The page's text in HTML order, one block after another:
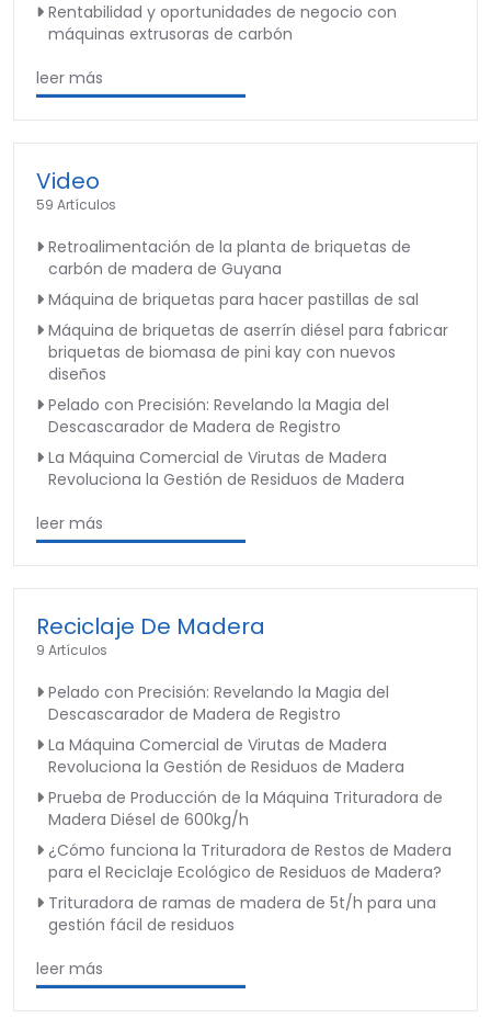
Rentabilidad y oportunidades de negocio con
máquinas extrusoras de carbón
leer más
Video
59 Artículos
Retroalimentación de la planta de briquetas de
carbón de madera de Guyana
Máquina de briquetas para hacer pastillas de sal
Máquina de briquetas de aserrín diésel para fabricar
briquetas de biomasa de pini kay con nuevos
diseños
Pelado con Precisión: Revelando la Magia del
Descascarador de Madera de Registro
La Máquina Comercial de Virutas de Madera
Revoluciona la Gestión de Residuos de Madera
leer más
Reciclaje De Madera
9 Artículos
Pelado con Precisión: Revelando la Magia del
Descascarador de Madera de Registro
La Máquina Comercial de Virutas de Madera
Revoluciona la Gestión de Residuos de Madera
Prueba de Producción de la Máquina Trituradora de
Madera Diésel de 600kg/h
¿Cómo funciona la Trituradora de Restos de Madera
para el Reciclaje Ecológico de Residuos de Madera?
Trituradora de ramas de madera de 5t/h para una
gestión fácil de residuos
leer más